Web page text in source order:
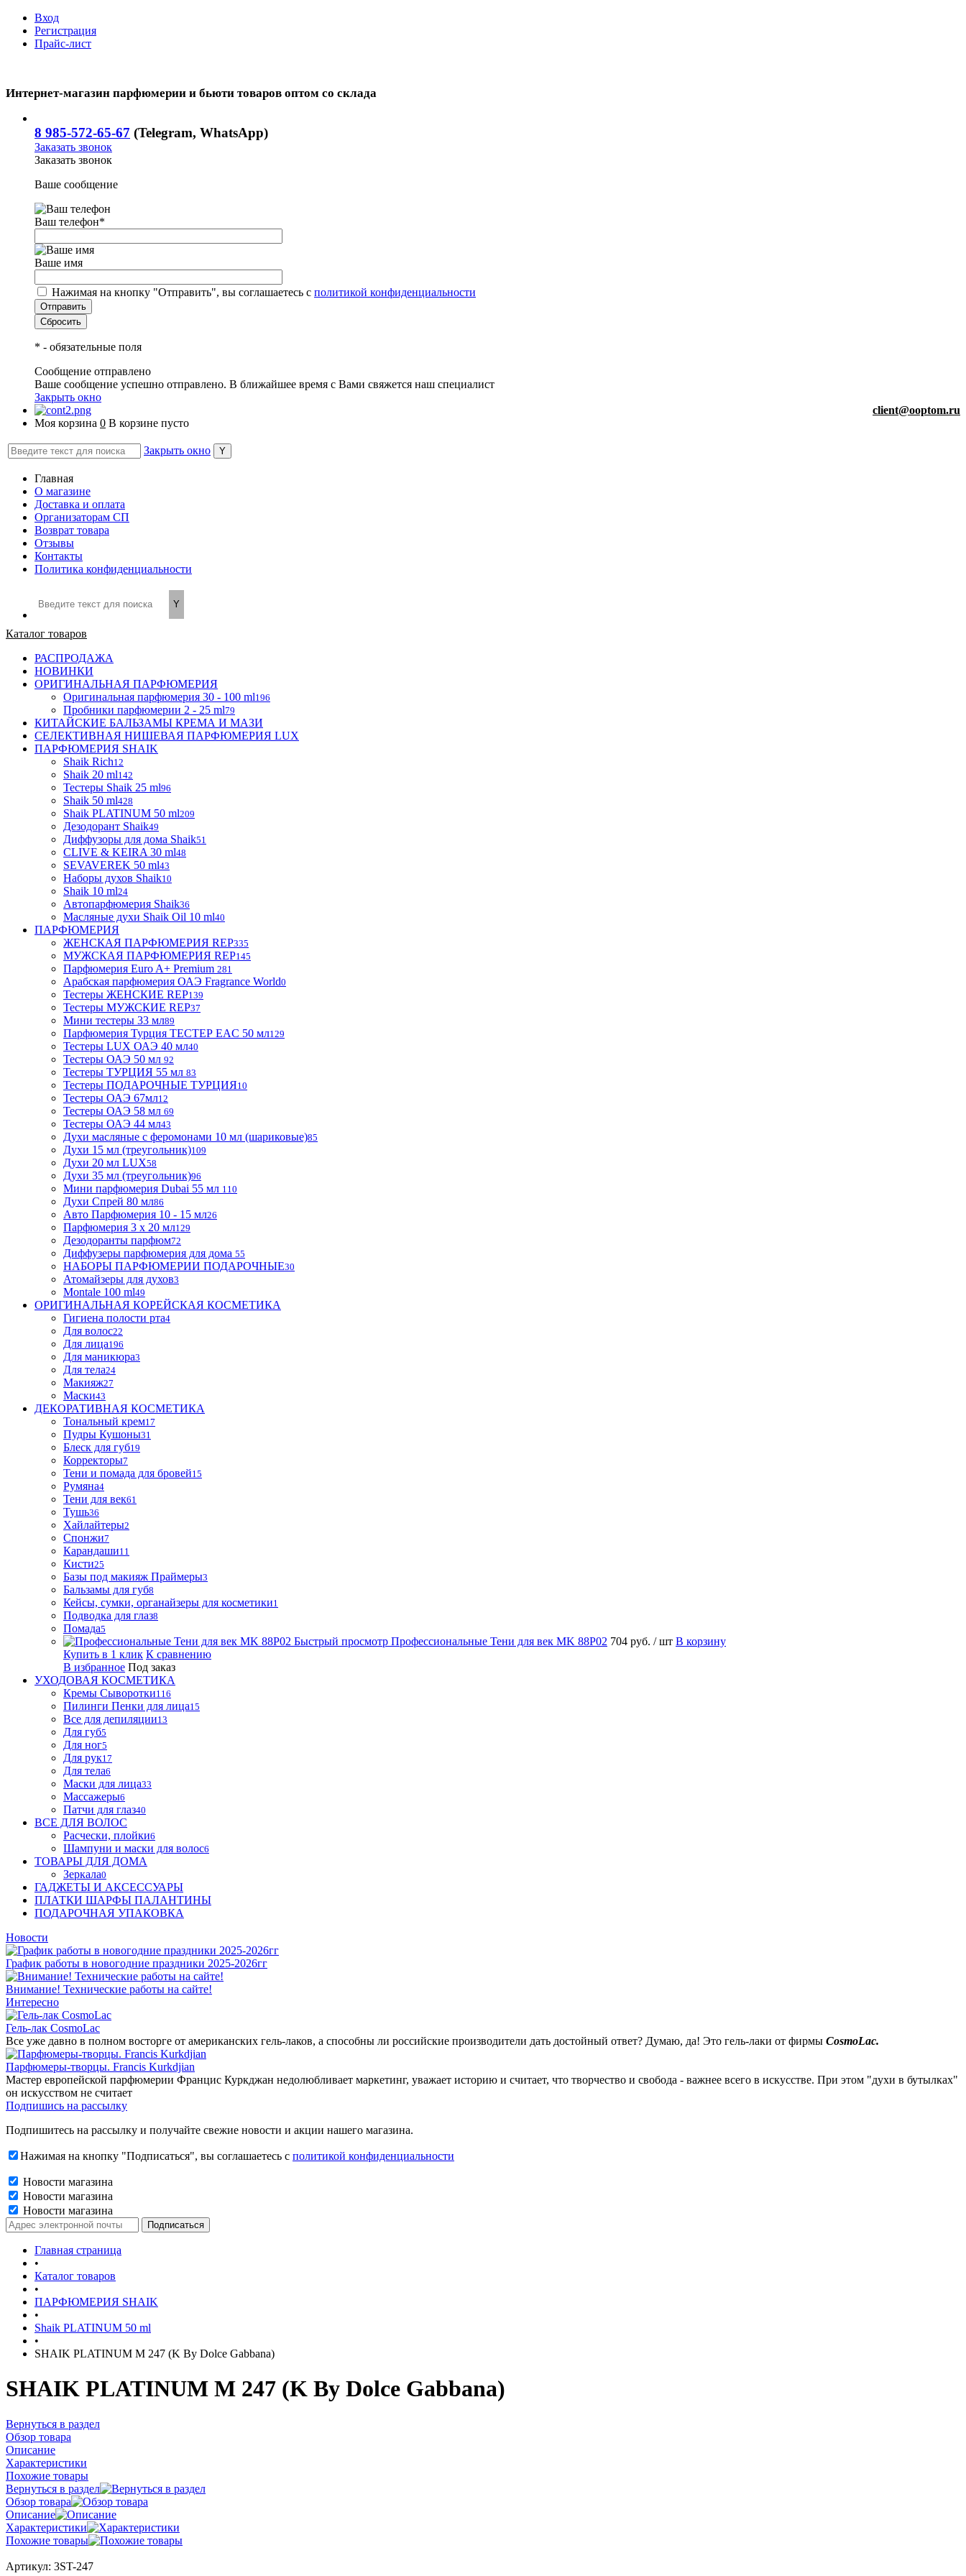
Вход
Регистрация
Прайс-лист
Интернет-магазин парфюмерии и бьюти товаров оптом со склада
8 985-572-65-67 (Telegram, WhatsApp)
Заказать звонок
Заказать звонок
Ваше сообщение
Ваш телефон*
Ваше имя
Нажимая на кнопку "Отправить", вы соглашаетесь с политикой конфиденциальности
* - обязательные поля
Сообщение отправлено
Ваше сообщение успешно отправлено. В ближайшее время с Вами свяжется наш специалист
Закрыть окно
client@ooptom.ru
Моя корзина 0 В корзине пусто
Закрыть окно
Главная
О магазине
Доставка и оплата
Организаторам СП
Возврат товара
Отзывы
Контакты
Политика конфиденциальности
Каталог товаров
РАСПРОДАЖА
НОВИНКИ
ОРИГИНАЛЬНАЯ ПАРФЮМЕРИЯ
Оригинальная парфюмерия 30 - 100 ml196
Пробники парфюмерии 2 - 25 ml79
КИТАЙСКИЕ БАЛЬЗАМЫ КРЕМА И МАЗИ
СЕЛЕКТИВНАЯ НИШЕВАЯ ПАРФЮМЕРИЯ LUX
ПАРФЮМЕРИЯ SHAIK
Shaik Rich12
Shaik 20 ml142
Тестеры Shaik 25 ml96
Shaik 50 ml428
Shaik PLATINUM 50 ml209
Дезодорант Shaik49
Диффузоры для дома Shaik51
CLIVE & KEIRA 30 ml48
SEVAVEREK 50 ml43
Наборы духов Shaik10
Shaik 10 ml24
Автопарфюмерия Shaik36
Масляные духи Shaik Oil 10 ml40
ПАРФЮМЕРИЯ
ЖЕНСКАЯ ПАРФЮМЕРИЯ REP335
МУЖСКАЯ ПАРФЮМЕРИЯ REP145
Парфюмерия Euro A+ Premium 281
Арабская парфюмерия ОАЭ Fragrance World0
Тестеры ЖЕНСКИЕ REP139
Тестеры МУЖСКИЕ REP37
Мини тестеры 33 мл89
Парфюмерия Турция ТЕСТЕР EAC 50 мл129
Тестеры LUX ОАЭ 40 мл40
Тестеры ОАЭ 50 мл 92
Тестеры ТУРЦИЯ 55 мл 83
Тестеры ПОДАРОЧНЫЕ ТУРЦИЯ10
Тестеры ОАЭ 67мл12
Тестеры ОАЭ 58 мл 69
Тестеры ОАЭ 44 мл43
Духи масляные с феромонами 10 мл (шариковые)85
Духи 15 мл (треугольник)109
Духи 20 мл LUX58
Духи 35 мл (треугольник)96
Мини парфюмерия Dubai 55 мл 110
Духи Спрей 80 мл86
Авто Парфюмерия 10 - 15 мл26
Парфюмерия 3 х 20 мл129
Дезодоранты парфюм72
Диффузеры парфюмерия для дома 55
НАБОРЫ ПАРФЮМЕРИИ ПОДАРОЧНЫЕ30
Атомайзеры для духов3
Montale 100 ml49
ОРИГИНАЛЬНАЯ КОРЕЙСКАЯ КОСМЕТИКА
Гигиена полости рта4
Для волос22
Для лица196
Для маникюра3
Для тела24
Макияж27
Маски43
ДЕКОРАТИВНАЯ КОСМЕТИКА
Тональный крем17
Пудры Кушоны31
Блеск для губ19
Корректоры7
Тени и помада для бровей15
Румяна4
Тени для век61
Тушь36
Хайлайтеры2
Спонжи7
Карандаши11
Кисти25
Базы под макияж Праймеры3
Бальзамы для губ8
Кейсы, сумки, органайзеры для косметики1
Подводка для глаз8
Помада5
Быстрый просмотр Профессиональные Тени для век MK 88P02 704 руб. / шт В корзину
Купить в 1 клик К сравнению
В избранное Под заказ
УХОДОВАЯ КОСМЕТИКА
Кремы Сыворотки116
Пилинги Пенки для лица15
Все для депиляции13
Для губ5
Для ног5
Для рук17
Для тела6
Маски для лица33
Массажеры6
Патчи для глаз40
ВСЕ ДЛЯ ВОЛОС
Расчески, плойки6
Шампуни и маски для волос6
ТОВАРЫ ДЛЯ ДОМА
Зеркала0
ГАДЖЕТЫ И АКСЕССУАРЫ
ПЛАТКИ ШАРФЫ ПАЛАНТИНЫ
ПОДАРОЧНАЯ УПАКОВКА
Новости
График работы в новогодние праздники 2025-2026гг
Внимание! Технические работы на сайте!
Интересно
Гель-лак CosmoLac
Все уже давно в полном восторге от американских гель-лаков, а способны ли российские производители дать достойный ответ? Думаю, да! Это гель-лаки от фирмы CosmoLac.
Парфюмеры-творцы. Francis Kurkdjian
Мастер европейской парфюмерии Францис Куркджан недолюбливает маркетинг, уважает историю и считает, что творчество и свобода - важнее всего в искусстве. При этом "духи в бутылках"
он искусством не считает
Подпишись на рассылку
Подпишитесь на рассылку и получайте свежие новости и акции нашего магазина.
Нажимая на кнопку "Подписаться", вы соглашаетесь с политикой конфиденциальности
Новости магазина
Новости магазина
Новости магазина
Главная страница
•
Каталог товаров
•
ПАРФЮМЕРИЯ SHAIK
•
Shaik PLATINUM 50 ml
•
SHAIK PLATINUM M 247 (K By Dolce Gabbana)
SHAIK PLATINUM M 247 (K By Dolce Gabbana)
Вернуться в раздел
Обзор товара
Описание
Характеристики
Похожие товары
Вернуться в раздел
Обзор товара
Описание
Характеристики
Похожие товары
Артикул: 3ST-247